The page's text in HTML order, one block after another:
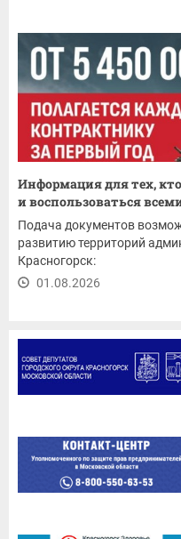
Информация для тех,
и воспользоваться
Подача документов
развитию территорий
Красногорск:
01.08.2026